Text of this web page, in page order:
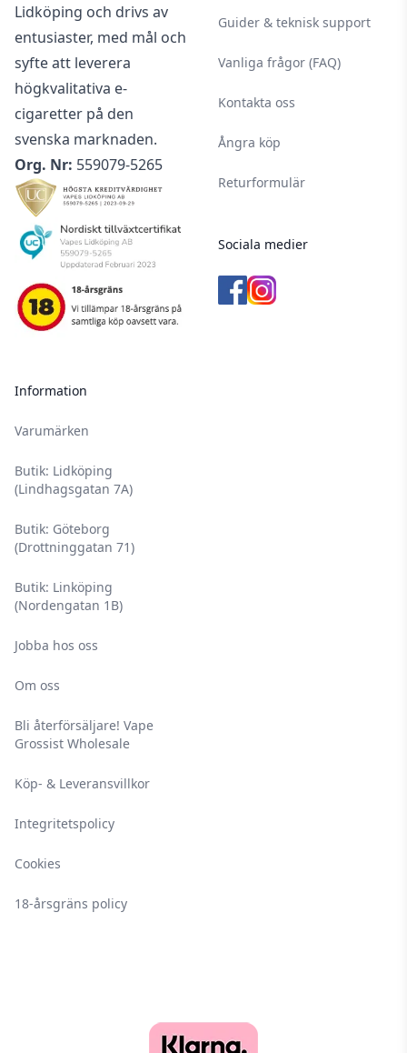
Lidköping och drivs av
entusiaster, med mål och
syfte att leverera
högkvalitativa e-
cigaretter på den
svenska marknaden.
Org. Nr: 559079-5265
Information
Varumärken
Butik: Lidköping
(Lindhagsgatan 7A)
Butik: Göteborg
(Drottninggatan 71)
Butik: Linköping
(Nordengatan 1B)
Jobba hos oss
Om oss
Bli återförsäljare! Vape
Grossist Wholesale
Köp- & Leveransvillkor
Integritetspolicy
Cookies
18-årsgräns policy
Guider & teknisk support
Vanliga frågor (FAQ)
Kontakta oss
Ångra köp
Returformulär
Sociala medier